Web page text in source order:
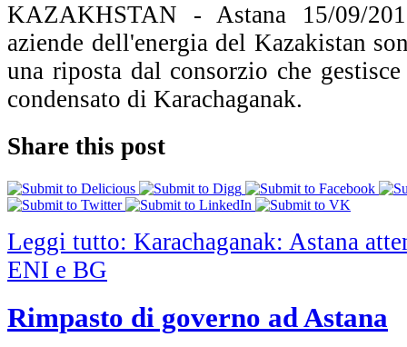
KAZAKHSTAN - Astana 15/09/
aziende dell'energia del Kazakistan
una riposta dal consorzio che
condensato di Karachaganak.
Share this post
Leggi tutto: Karachaganak: Astana
ENI e BG
Rimpasto di governo ad Astana